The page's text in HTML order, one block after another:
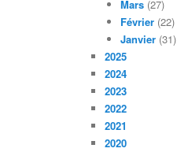
Mars (27)
Février (22)
Janvier (31)
2025
2024
2023
2022
2021
2020